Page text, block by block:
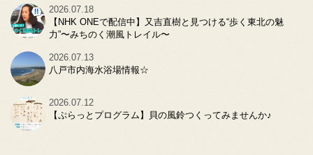
2026.07.18
【NHK ONEで配信中】又吉直樹と見つける“歩く東北の魅
力”〜みちのく潮風トレイル〜
2026.07.13
八戸市内海水浴場情報☆
2026.07.12
【ぷらっとプログラム】貝の風鈴つくってみませんか♪